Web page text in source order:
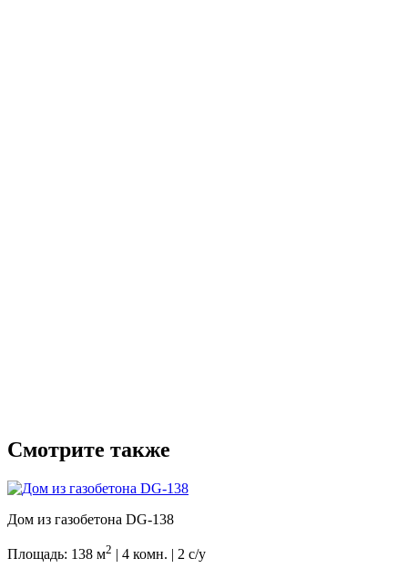
Смотрите также
Дом из газобетона DG-138
Площадь: 138 м2 | 4 комн. | 2 с/у